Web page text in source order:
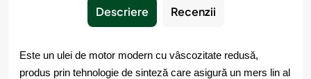
Descriere Recenzii
Este un ulei de motor modern cu vâscozitate redusă,
produs prin tehnologie de sinteză care asigură un mers lin al